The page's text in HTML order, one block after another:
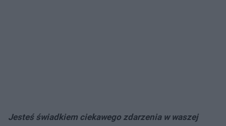
Jesteś świadkiem ciekawego zdarzenia w waszej